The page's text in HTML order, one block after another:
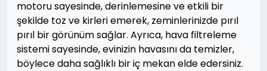
motoru sayesinde, derinlemesine ve etkili bir
şekilde toz ve kirleri emerek, zeminlerinizde pırıl
pırıl bir görünüm sağlar. Ayrıca, hava filtreleme
sistemi sayesinde, evinizin havasını da temizler,
böylece daha sağlıklı bir iç mekan elde edersiniz.